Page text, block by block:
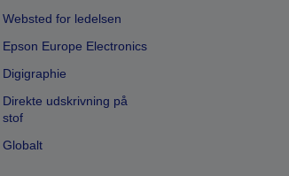
Websted for ledelsen
Epson Europe Electronics
Digigraphie
Direkte udskrivning på
stof
Globalt